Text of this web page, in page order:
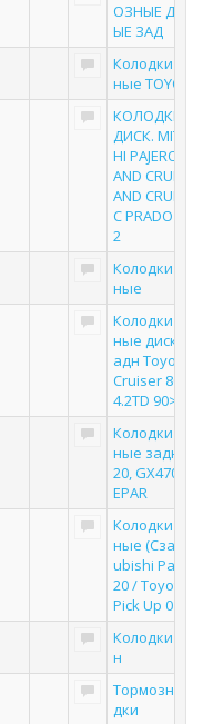
ОЗНЫЕ
ЫЕ ЗАД
Колодки
ные TOYOTA
КОЛОДКИ
ДИСК.
HI PAJERO IV
AND
AND
C PRADO I
2
Колодки
ные
Колодки
ные
адн Toyota
Cruiser 80/
4.2TD 90>
Колодки
ные задние
20, GX470
EPAR
Колодки
ные (Сзади)
ubishi Pajero
20 / Toyota
Pick Up 01-04
Колодки
н
Тормозные
дки